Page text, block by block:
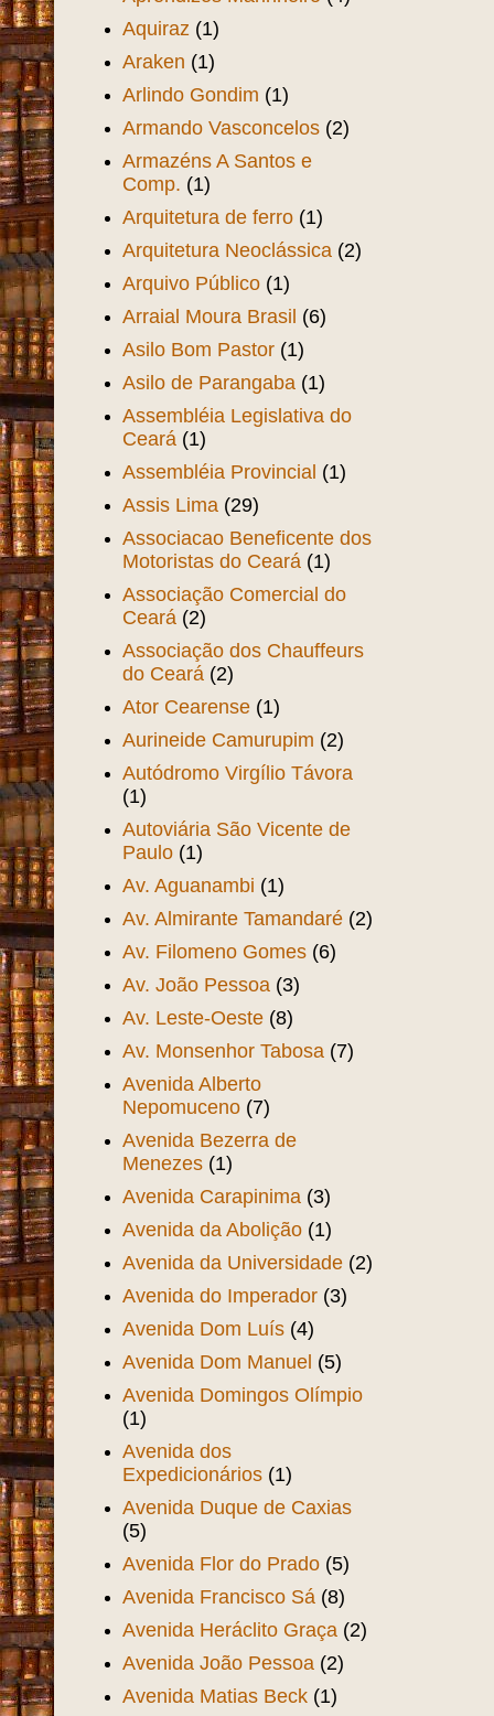
Aquiraz (1)
Araken (1)
Arlindo Gondim (1)
Armando Vasconcelos (2)
Armazéns A Santos e
Comp. (1)
Arquitetura de ferro (1)
Arquitetura Neoclássica (2)
Arquivo Público (1)
Arraial Moura Brasil (6)
Asilo Bom Pastor (1)
Asilo de Parangaba (1)
Assembléia Legislativa do
Ceará (1)
Assembléia Provincial (1)
Assis Lima (29)
Associacao Beneficente dos
Motoristas do Ceará (1)
Associação Comercial do
Ceará (2)
Associação dos Chauffeurs
do Ceará (2)
Ator Cearense (1)
Aurineide Camurupim (2)
Autódromo Virgílio Távora
(1)
Autoviária São Vicente de
Paulo (1)
Av. Aguanambi (1)
Av. Almirante Tamandaré (2)
Av. Filomeno Gomes (6)
Av. João Pessoa (3)
Av. Leste-Oeste (8)
Av. Monsenhor Tabosa (7)
Avenida Alberto
Nepomuceno (7)
Avenida Bezerra de
Menezes (1)
Avenida Carapinima (3)
Avenida da Abolição (1)
Avenida da Universidade (2)
Avenida do Imperador (3)
Avenida Dom Luís (4)
Avenida Dom Manuel (5)
Avenida Domingos Olímpio
(1)
Avenida dos
Expedicionários (1)
Avenida Duque de Caxias
(5)
Avenida Flor do Prado (5)
Avenida Francisco Sá (8)
Avenida Heráclito Graça (2)
Avenida João Pessoa (2)
Avenida Matias Beck (1)